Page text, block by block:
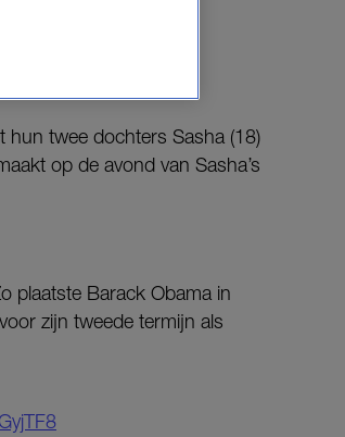
bij de foto.
hun twee dochters Sasha (18)
op de avond van Sasha’s
plaatste Barack Obama in
zijn tweede termijn als